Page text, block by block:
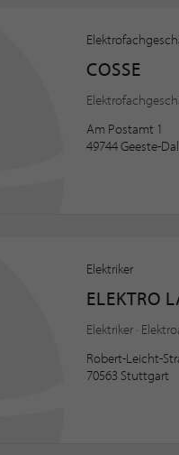
COSSE
Am Postamt 1
49744 Geeste-
Elektriker
ELEKTRO
Elektriker ·
Robert-Leicht-
70563 Stuttgart